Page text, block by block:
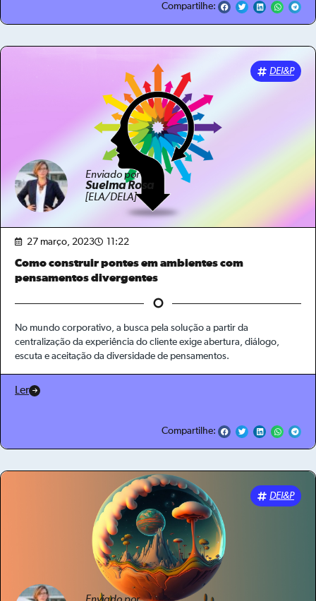
Compartilhe:
DEI&P
Enviado por
Suelma Rosa
[ELA/DELA]
27 março, 2023 11:22
Como construir pontes em ambientes com
pensamentos divergentes
No mundo corporativo, a busca pela solução a partir da
centralização da experiência do cliente exige abertura, diálogo,
escuta e aceitação da diversidade de pensamentos.
Ler
Compartilhe:
DEI&P